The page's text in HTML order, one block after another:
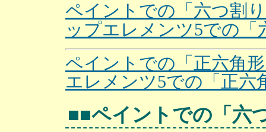
ペイントでの「六つ割
ップエレメンツ5での「
ペイントでの「正六角
エレメンツ5での「正六
■■ペイントでの「六